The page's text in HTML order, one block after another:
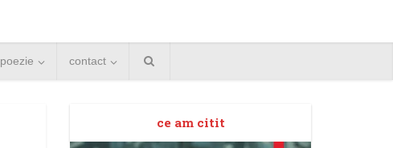
poezie contact
ce am citit